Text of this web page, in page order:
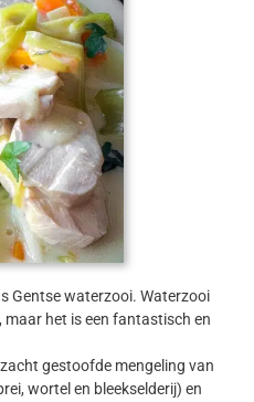
Gentse waterzooi. Waterzooi
maar het is een fantastisch en
gestoofde mengeling van
wortel en bleekselderij) en